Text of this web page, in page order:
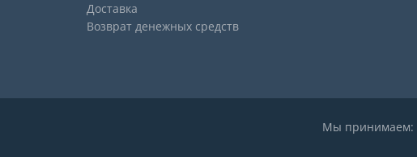
Доставка
Возврат денежных средств
Мы принимаем: